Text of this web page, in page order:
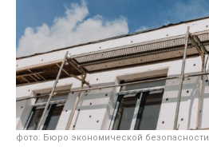
фото: Бюро экономической безопасности